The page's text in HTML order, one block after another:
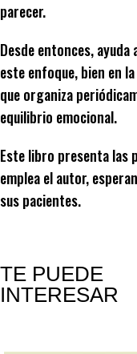
parecer.
Desde entonces,
este enfoque, bien en
que organiza
equilibrio emocional.
Este libro presenta las
emplea el autor,
sus pacientes.
TE PUEDE
INTERESAR